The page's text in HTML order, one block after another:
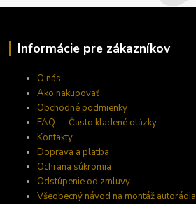
Informácie pre zákazníkov
O nás
Ako nakupovať
Obchodné podmienky
FAQ — Často kladené otázky
Kontakty
Doprava a platba
Ochrana súkromia
Odstúpenie od zmluvy
Všeobecný návod na montáž autorádia